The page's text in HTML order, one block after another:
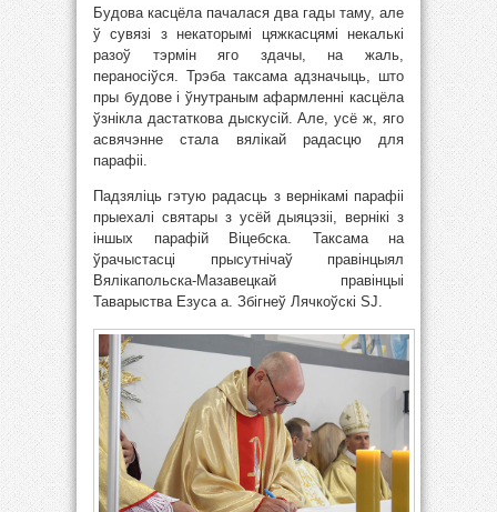
Будова касцёла пачалася два гады таму, але
ў сувязі з некаторымі цяжкасцямі некалькі
разоў тэрмін яго здачы, на жаль,
пераносіўся. Трэба таксама адзначыць, што
пры будове і ўнутраным афармленні касцёла
ўзнікла дастаткова дыскусій. Але, усё ж, яго
асвячэнне стала вялікай радасцю для
парафіі.
Падзяліць гэтую радасць з вернікамі парафіі
прыехалі святары з усёй дыяцэзіі, вернікі з
іншых парафій Віцебска. Таксама на
ўрачыстасці прысутнічаў правінцыял
Вялікапольска-Мазавецкай правінцыі
Таварыства Езуса а. Збігнеў Лячкоўскі SJ.